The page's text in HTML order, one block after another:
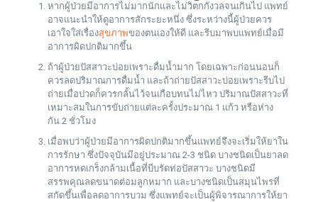
หากผู้ป่วยมีอาการไม่มากนักและไม่วิตกกังวลจนเกินไป แพทย์
อาจแนะนำให้ดูอาการสักระยะหนึ่ง ซึ่งระหว่างนี้ผู้ป่วยควร
เอาใจใส่เรื่องสุขภาพของตนเองให้ดี และรีบมาพบแพทย์เมื่อมี
อาการผิดปกติมากขึ้น
ถ้าผู้ป่วยปัสสาวะบ่อยเพราะดื่มน้ำมาก โดยเฉพาะก่อนนอนก็
ควรลดปริมาณการดื่มน้ำ และถ้าถ่ายปัสสาวะบ่อยเพราะรีบไป
ถ่ายเมื่อปวดก็ควรกลั้นไว้จนเกือบทนไม่ไหว ปริมาณปัสสาวะที่
เหมาะสมในการขับถ่ายแต่ละครั้งประมาณ 1 แก้ว หรือห่าง
กัน 2 ชั่วโมง
เมื่อพบว่าผู้ป่วยมีอาการผิดปกติมากขึ้นแพทย์จึงจะเริ่มให้ยาใน
การรักษา ซึ่งปัจจุบันมีอยู่ประมาณ 2-3 ชนิด บางชนิดเป็นยาลด
อาการหดเกร็งกล้ามเนื้อที่บีบรัดท่อปัสสาวะ บางชนิดมี
สรรพคุณลดขนาดต่อมลูกหมาก และบางชนิดเป็นสมุนไพรที่
สกัดขึ้นเพื่อลดอาการบวม ซึ่งแพทย์จะเป็นผู้พิจารณาการให้ยา